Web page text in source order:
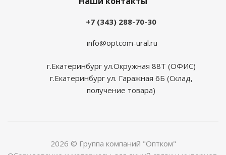
+7 (343) 288-70-30
info@optcom-ural.ru
г.Екатеринбург ул.Окружная 88Т (ОФИС)
г.Екатеринбург ул. Гаражная 6Б (Склад,
получение товара)
2026 © Группа компаний "Оптком"